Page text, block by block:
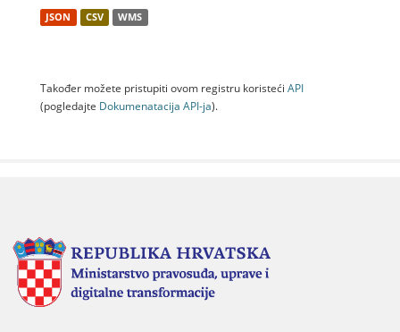
JSON CSV WMS
Također možete pristupiti ovom registru koristeći API
(pogledajte Dokumenаtаcijа API-jа).